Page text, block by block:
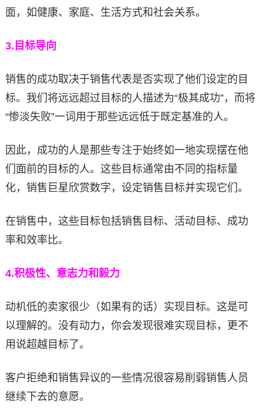
面，如健康、家庭、生活方式和社会关系。
3. 目标导向
销售的成功取决于销售代表是否实现了他们设定的目
标。我们将远远超过目标的人描述为“极其成功”，而将
“惨淡失败”一词用于那些远远低于既定基准的人。
因此，成功的人是那些专注于始终如一地实现摆在他
们面前的目标的人。这些目标通常由不同的指标量
化，销售巨星欣赏数字，设定销售目标并实现它们。
在销售中，这些目标包括销售目标、活动目标、成功
率和效率比。
4.积极性、意志力和毅力
动机低的卖家很少（如果有的话）实现目标。这是可
以理解的。没有动力，你会发现很难实现目标，更不
用说超越目标了。
客户拒绝和销售异议的一些情况很容易削弱销售人员
继续下去的意愿。